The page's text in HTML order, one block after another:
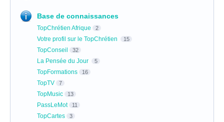
Base de connaissances
TopChrétien Afrique 2
Votre profil sur le TopChrétien 15
TopConseil 32
La Pensée du Jour 5
TopFormations 16
TopTV 7
TopMusic 13
PassLeMot 11
TopCartes 3